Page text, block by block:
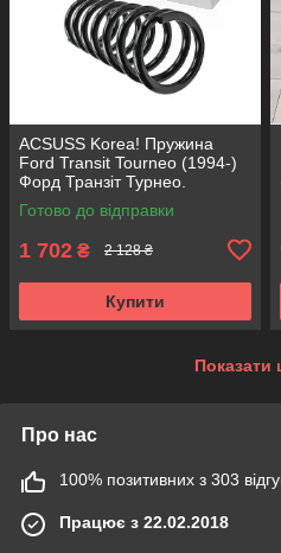
ACSUSS Korea! Пружина
Ford Transit Tourneo (1994-)
Форд Транзіт Турнео.
Передня. 4027568 , RA1073 ,
998140. Аксусс Корея
Готово до відправки
1 702 ₴ 2 128 ₴
Купити
Показати
Про нас
100% позитивних з 303
Працює з 22.02.2018